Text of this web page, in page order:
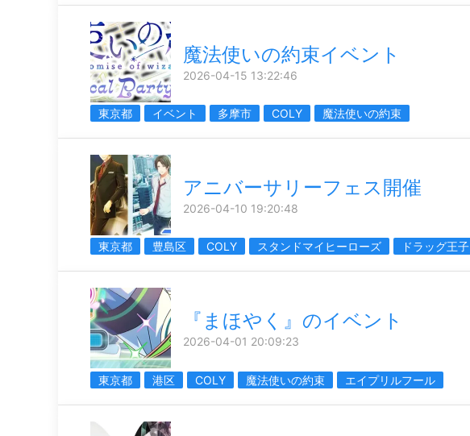
魔法使いの約束イベント
2026-04-15 13:22:46
東京都 イベント 多摩市 COLY 魔法使いの約束
アニバーサリーフェス開催
2026-04-10 19:20:48
東京都 豊島区 COLY スタンドマイヒーローズ ドラッグ王子
『まほやく』のイベント
2026-04-01 20:09:23
東京都 港区 COLY 魔法使いの約束 エイプリルフール